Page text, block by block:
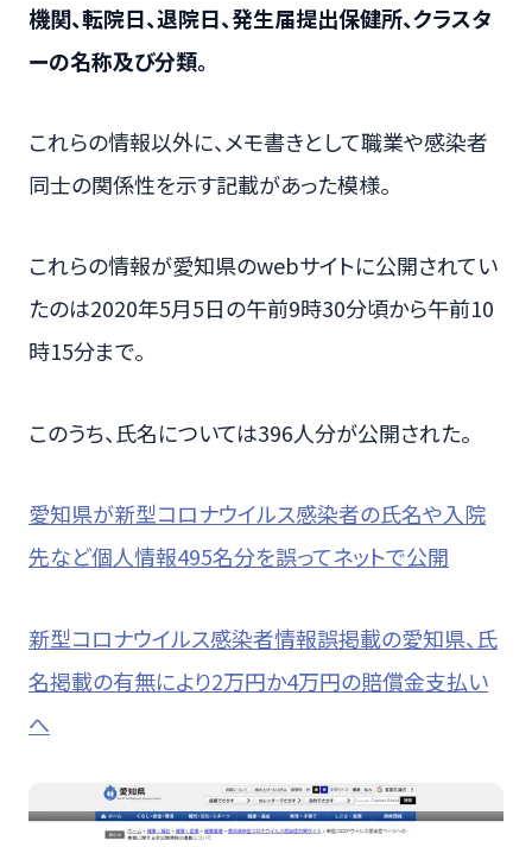
機関、転院日、退院日、発生届提出保健所、クラスタ
ーの名称及び分類。
これらの情報以外に、メモ書きとして職業や感染者
同士の関係性を示す記載があった模様。
これらの情報が愛知県のwebサイトに公開されてい
たのは2020年5月5日の午前9時30分頃から午前10
時15分まで。
このうち、氏名については396人分が公開された。
愛知県が新型コロナウイルス感染者の氏名や入院
先など個人情報495名分を誤ってネットで公開
新型コロナウイルス感染者情報誤掲載の愛知県、氏
名掲載の有無により2万円か4万円の賠償金支払い
へ